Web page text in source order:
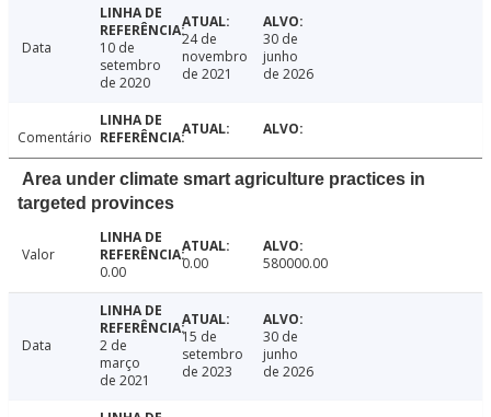
Data
10 de
setembro
de 2020
24 de
novembro
de 2021
30 de
junho
de 2026
Comentário
Area under climate smart agriculture practices in
targeted provinces
Valor
0.00
0.00 580000.00
Data
2 de
março
de 2021
15 de
setembro
de 2023
30 de
junho
de 2026